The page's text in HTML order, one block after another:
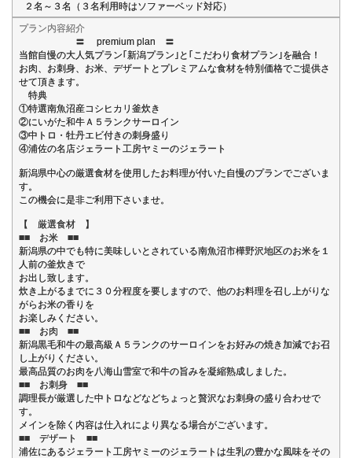
２名～３名（３名利用時はソファーベッド対応）
プラン内容紹介
〓 premium plan 〓
当館自慢の大人気プラン｢新潟プラン｣と｢こだわり食材プラン｣を融合！
お肉、お刺身、お米、デザートとプレミアムな食材を特別価格でご提供さ
せて頂きます。
特典
①特選南魚沼産コシヒカリ釜炊き
②にいがた和牛Ａ５ランクサーロイン
③中トロ・牡丹エビ付きの刺身盛り
④浦佐の名店ジェラート工房ヤミーのジェラート
新潟県中心の厳選食材を使用したお料理が付いた自慢のプランでございま
す。
この機会に是非ご利用下さいませ。
【 厳選食材 】
■■ お米 ■■
新潟県の中でも特に美味しいとされている南魚沼市樺野沢地区のお米を１
人前の釜炊きで
お出し致します。
炊き上がるまでに３０分程度を要しますので、他のお料理を召し上がりな
がらお米の香りを
お楽しみください。
■■ お肉 ■■
新潟黒毛和牛の最高級Ａ５ランクのサーロインをお好みの焼き加減でお召
し上がりください。
最高品質のお肉を八海山雪室で和牛の旨みを凝縮熟成しました。
■■ お刺身 ■■
調理長が厳選した中トロなどなどちょっと贅沢なお刺身の盛り合わせで
す。
メインを除く内容は仕入れにより異なる場合がございます。
■■ デザート ■■
浦佐にあるジェラート工房ヤミーのジェラートは生乳の豊かな風味をその